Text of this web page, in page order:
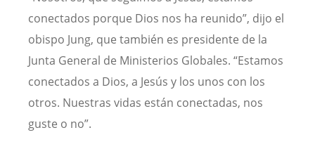
conectados porque Dios nos ha reunido”, dijo el
obispo Jung, que también es presidente de la
Junta General de Ministerios Globales. “Estamos
conectados a Dios, a Jesús y los unos con los
otros. Nuestras vidas están conectadas, nos
guste o no”.